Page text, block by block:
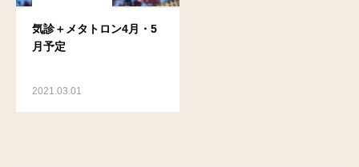
気診＋メタトロン4月・5
月予定
2021.03.01